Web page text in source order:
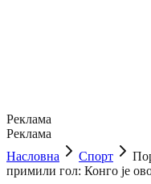
Реклама
Реклама
Насловна
Спорт
примили гол: Конго је